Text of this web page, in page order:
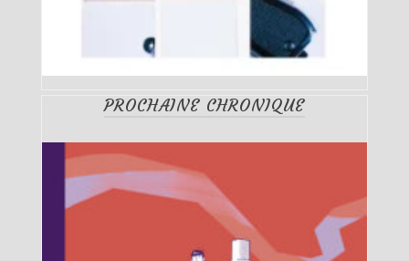
PROCHAINE CHRONIQUE